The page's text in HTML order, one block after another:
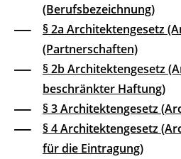
(Berufsbezeichnung)
§ 2a Architektengesetz
(Partnerschaften)
§ 2b Architektengesetz
beschränkter Haftung)
§ 3 Architektengesetz
§ 4 Architektengesetz
für die Eintragung)